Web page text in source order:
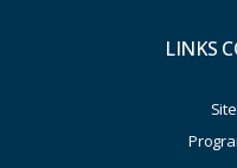
LINKS